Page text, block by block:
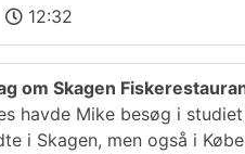
12:32
om Skagen
havde Mike besøg i
i Skagen, men også i